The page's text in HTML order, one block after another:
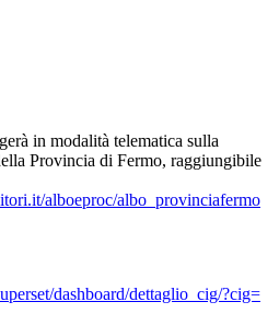
in modalità telematica sulla
Provincia di Fermo, raggiungibile
alboeproc/albo_provinciafermo
dashboard/dettaglio_cig/?cig=